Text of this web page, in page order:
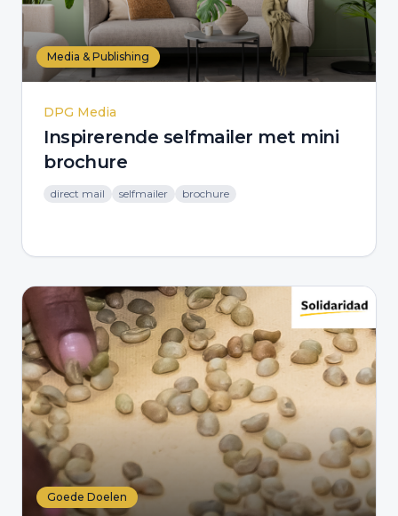
Media & Publishing
DPG Media
Inspirerende selfmailer met mini
brochure
direct mail selfmailer brochure
Goede Doelen